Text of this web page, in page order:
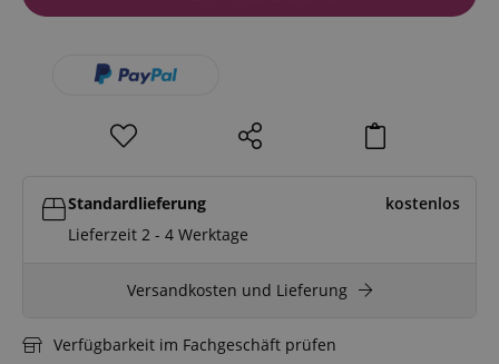
Standardlieferung
kostenlos
Lieferzeit 2 - 4 Werktage
Versandkosten und Lieferung
Verfügbarkeit im Fachgeschäft prüfen